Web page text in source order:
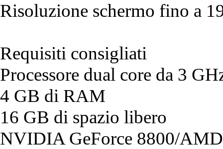
Risoluzione schermo fino a
Requisiti consigliati
Processore dual core da 3
4 GB di RAM
16 GB di spazio libero
NVIDIA GeForce 8800/AMD